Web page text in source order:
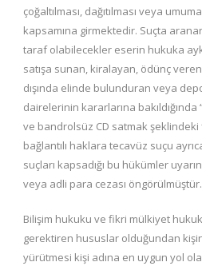
çoğaltılması, dağıtılması veya
kapsamına girmektedir. Suçta
taraf olabilecekler eserin hukuka
satışa sunan, kiralayan, ödünç
dışında elinde bulunduran veya
dairelerinin kararlarına bakıldığında
ve bandrolsüz CD satmak
bağlantılı haklara tecavüz suçu
suçları kapsadığı bu hükümler
veya adli para cezası öngörülmüştür.
Bilişim hukuku ve fikri mülkiyet
gerektiren hususlar olduğundan
yürütmesi kişi adına en uygun yol